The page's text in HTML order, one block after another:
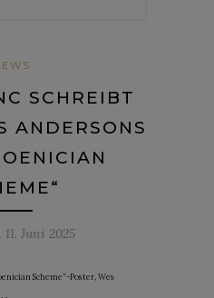
SCHREIBT
ANDERSONS
11. Juni 2025
Scheme“-Poster, Wes